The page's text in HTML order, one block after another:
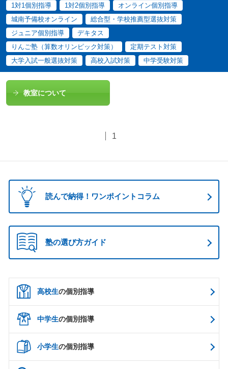
1対1個別指導 1対2個別指導
オンライン個別指導
城南予備校オンライン
総合型・学校推薦型選抜対策
ジュニア個別指導
デキタス
りんご塾（算数オリンピック対策）
定期テスト対策
大学入試一般選抜対策
高校入試対策 中学受験対策
教室について
1
読んで納得！ワンポイントコラム
塾の選び方ガイド
高校生の個別指導
中学生の個別指導
小学生の個別指導